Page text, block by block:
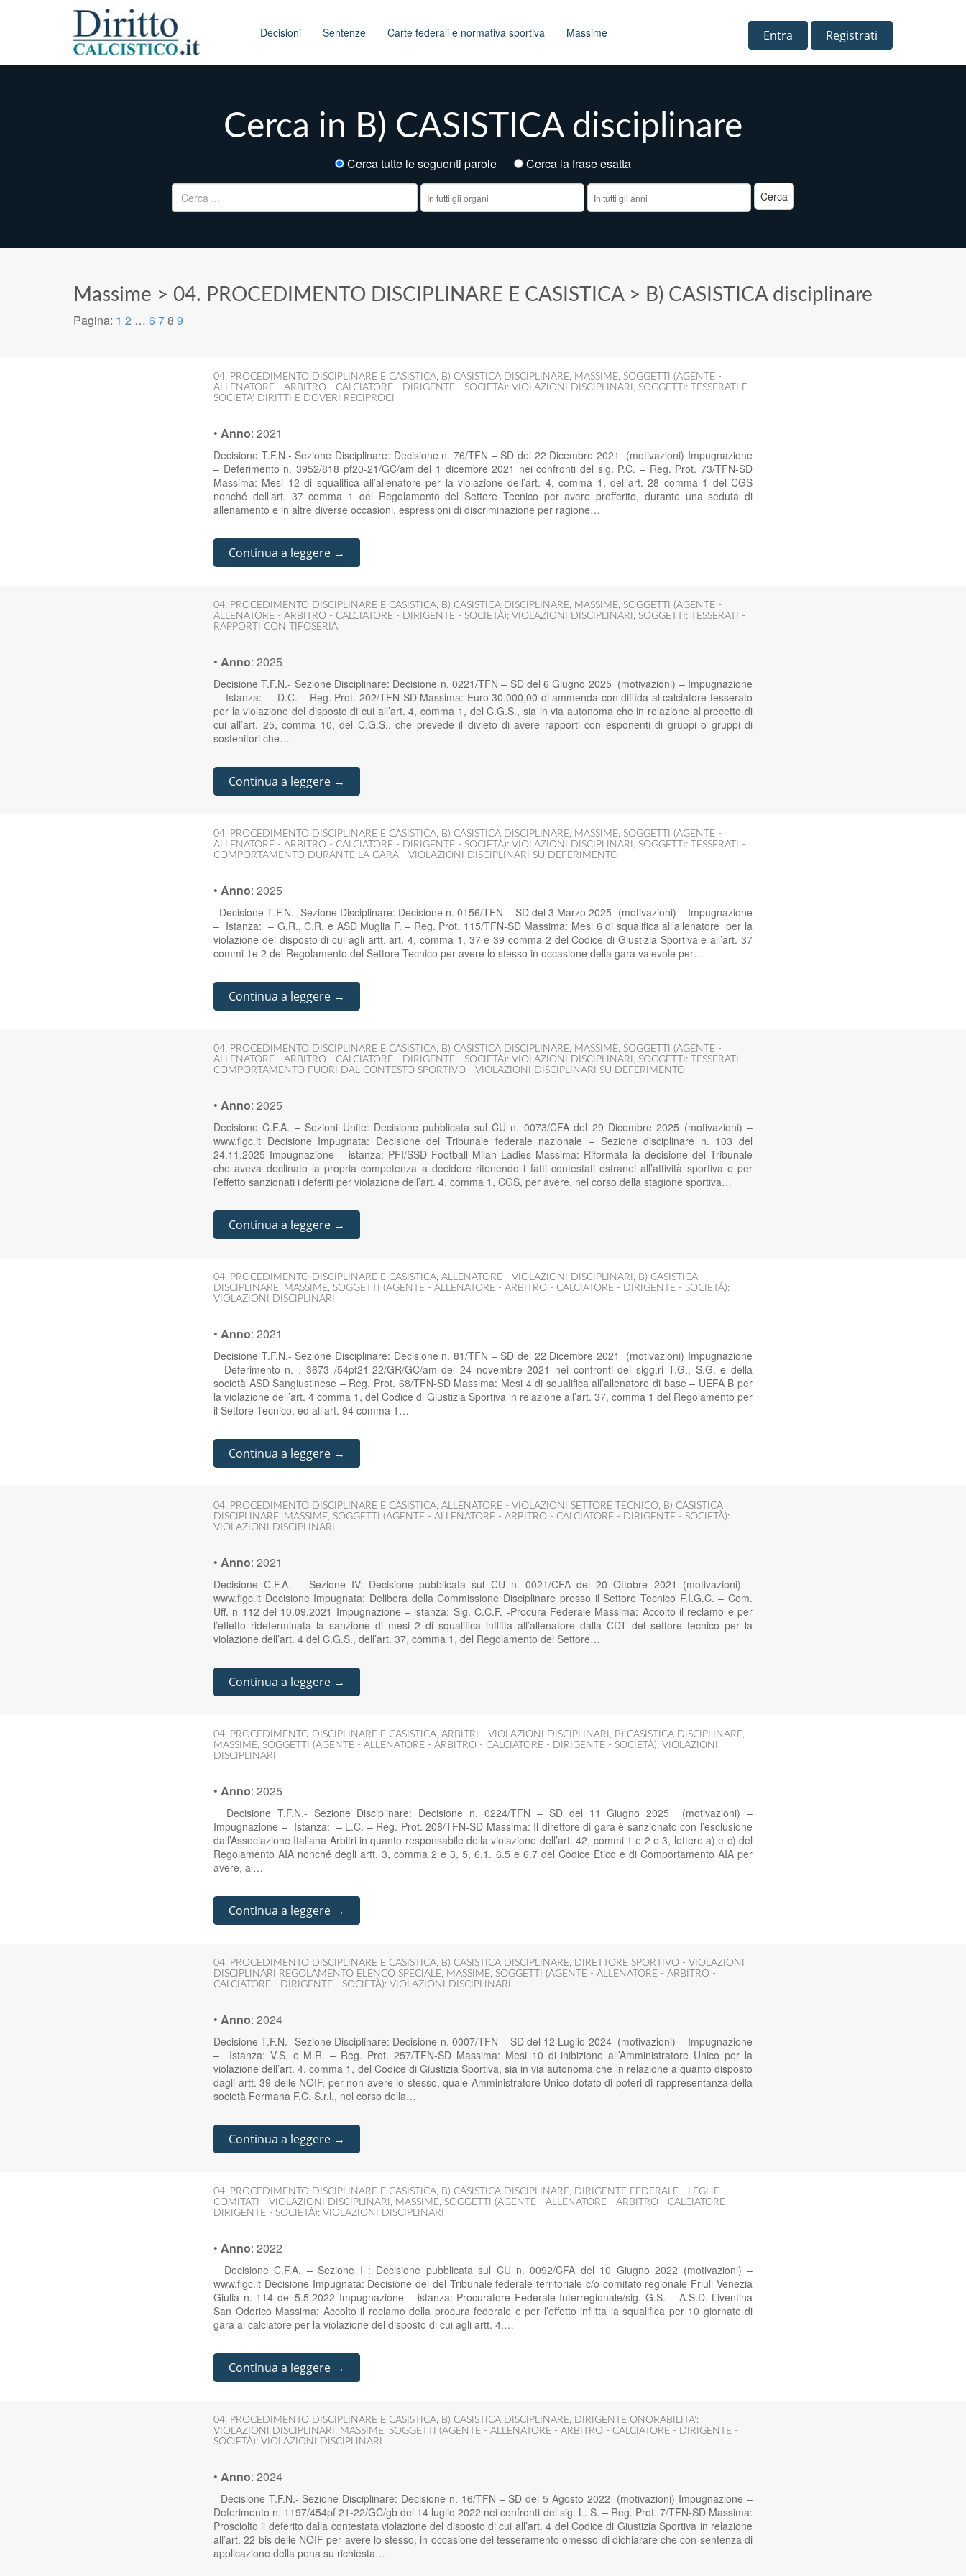
Main menu Decisioni Sentenze Carte federali e normativa sportiva Massime Entra Registrati
Cerca in B) CASISTICA disciplinare
Cerca tutte le seguenti parole
Cerca la frase esatta
Ricerca per:
Massime > 04. PROCEDIMENTO DISCIPLINARE E CASISTICA> B) CASISTICA disciplinare
Pagina: 1 2 … 678 9
04. PROCEDIMENTO DISCIPLINARE E CASISTICA, B) CASISTICA DISCIPLINARE, MASSIME, SOGGETTI (AGENTE -
ALLENATORE - ARBITRO - CALCIATORE - DIRIGENTE - SOCIETÀ): VIOLAZIONI DISCIPLINARI , SOGGETTI: TESSERATI E
SOCIETA' DIRITTI E DOVERI RECIPROCI
• Anno: 2021
Decisione T.F.N.- Sezione Disciplinare: Decisione n. 76/TFN – SD del 22 Dicembre 2021 (motivazioni) Impugnazione
– Deferimento n. 3952/818 pf20-21/GC/am del 1 dicembre 2021 nei confronti del sig. P.C. – Reg. Prot. 73/TFN-SD
Massima: Mesi 12 di squalifica all’allenatore per la violazione dell’art. 4, comma 1, dell’art. 28 comma 1 del CGS
nonché dell’art. 37 comma 1 del Regolamento del Settore Tecnico per avere profferito, durante una seduta di
allenamento e in altre diverse occasioni, espressioni di discriminazione per ragione…
Continua a leggere →
04. PROCEDIMENTO DISCIPLINARE E CASISTICA, B) CASISTICA DISCIPLINARE, MASSIME, SOGGETTI (AGENTE -
ALLENATORE - ARBITRO - CALCIATORE - DIRIGENTE - SOCIETÀ): VIOLAZIONI DISCIPLINARI , SOGGETTI: TESSERATI -
RAPPORTI CON TIFOSERIA
• Anno: 2025
Decisione T.F.N.- Sezione Disciplinare: Decisione n. 0221/TFN – SD del 6 Giugno 2025 (motivazioni) – Impugnazione
– Istanza: – D.C. – Reg. Prot. 202/TFN-SD Massima: Euro 30.000,00 di ammenda con diffida al calciatore tesserato
per la violazione del disposto di cui all’art. 4, comma 1, del C.G.S., sia in via autonoma che in relazione al precetto di
cui all’art. 25, comma 10, del C.G.S., che prevede il divieto di avere rapporti con esponenti di gruppi o gruppi di
sostenitori che…
Continua a leggere →
04. PROCEDIMENTO DISCIPLINARE E CASISTICA, B) CASISTICA DISCIPLINARE, MASSIME, SOGGETTI (AGENTE -
ALLENATORE - ARBITRO - CALCIATORE - DIRIGENTE - SOCIETÀ): VIOLAZIONI DISCIPLINARI , SOGGETTI: TESSERATI -
COMPORTAMENTO DURANTE LA GARA - VIOLAZIONI DISCIPLINARI SU DEFERIMENTO
• Anno: 2025
Decisione T.F.N.- Sezione Disciplinare: Decisione n. 0156/TFN – SD del 3 Marzo 2025 (motivazioni) – Impugnazione
– Istanza: – G.R., C.R. e ASD Muglia F. – Reg. Prot. 115/TFN-SD Massima: Mesi 6 di squalifica all’allenatore per la
violazione del disposto di cui agli artt. art. 4, comma 1, 37 e 39 comma 2 del Codice di Giustizia Sportiva e all’art. 37
commi 1e 2 del Regolamento del Settore Tecnico per avere lo stesso in occasione della gara valevole per…
Continua a leggere →
04. PROCEDIMENTO DISCIPLINARE E CASISTICA, B) CASISTICA DISCIPLINARE, MASSIME, SOGGETTI (AGENTE -
ALLENATORE - ARBITRO - CALCIATORE - DIRIGENTE - SOCIETÀ): VIOLAZIONI DISCIPLINARI , SOGGETTI: TESSERATI -
COMPORTAMENTO FUORI DAL CONTESTO SPORTIVO - VIOLAZIONI DISCIPLINARI SU DEFERIMENTO
• Anno: 2025
Decisione C.F.A. – Sezioni Unite: Decisione pubblicata sul CU n. 0073/CFA del 29 Dicembre 2025 (motivazioni) –
www.figc.it Decisione Impugnata: Decisione del Tribunale federale nazionale – Sezione disciplinare n. 103 del
24.11.2025 Impugnazione – istanza: PFI/SSD Football Milan Ladies Massima: Riformata la decisione del Tribunale
che aveva declinato la propria competenza a decidere ritenendo i fatti contestati estranei all’attività sportiva e per
l’effetto sanzionati i deferiti per violazione dell’art. 4, comma 1, CGS, per avere, nel corso della stagione sportiva…
Continua a leggere →
04. PROCEDIMENTO DISCIPLINARE E CASISTICA, ALLENATORE - VIOLAZIONI DISCIPLINARI , B) CASISTICA
DISCIPLINARE, MASSIME, SOGGETTI (AGENTE - ALLENATORE - ARBITRO - CALCIATORE - DIRIGENTE - SOCIETÀ):
VIOLAZIONI DISCIPLINARI
• Anno: 2021
Decisione T.F.N.- Sezione Disciplinare: Decisione n. 81/TFN – SD del 22 Dicembre 2021 (motivazioni) Impugnazione
– Deferimento n. . 3673 /54pf21-22/GR/GC/am del 24 novembre 2021 nei confronti dei sigg.ri T.G., S.G. e della
società ASD Sangiustinese – Reg. Prot. 68/TFN-SD Massima: Mesi 4 di squalifica all’allenatore di base – UEFA B per
la violazione dell’art. 4 comma 1, del Codice di Giustizia Sportiva in relazione all’art. 37, comma 1 del Regolamento per
il Settore Tecnico, ed all’art. 94 comma 1…
Continua a leggere →
04. PROCEDIMENTO DISCIPLINARE E CASISTICA, ALLENATORE - VIOLAZIONI SETTORE TECNICO, B) CASISTICA
DISCIPLINARE, MASSIME, SOGGETTI (AGENTE - ALLENATORE - ARBITRO - CALCIATORE - DIRIGENTE - SOCIETÀ):
VIOLAZIONI DISCIPLINARI
• Anno: 2021
Decisione C.F.A. – Sezione IV: Decisione pubblicata sul CU n. 0021/CFA del 20 Ottobre 2021 (motivazioni) –
www.figc.it Decisione Impugnata: Delibera della Commissione Disciplinare presso il Settore Tecnico F.I.G.C. – Com.
Uff. n 112 del 10.09.2021 Impugnazione – istanza: Sig. C.C.F. -Procura Federale Massima: Accolto il reclamo e per
l’effetto rideterminata la sanzione di mesi 2 di squalifica inflitta all’allenatore dalla CDT del settore tecnico per la
violazione dell’art. 4 del C.G.S., dell’art. 37, comma 1, del Regolamento del Settore…
Continua a leggere →
04. PROCEDIMENTO DISCIPLINARE E CASISTICA, ARBITRI - VIOLAZIONI DISCIPLINARI , B) CASISTICA DISCIPLINARE,
MASSIME, SOGGETTI (AGENTE - ALLENATORE - ARBITRO - CALCIATORE - DIRIGENTE - SOCIETÀ): VIOLAZIONI
DISCIPLINARI
• Anno: 2025
Decisione T.F.N.- Sezione Disciplinare: Decisione n. 0224/TFN – SD del 11 Giugno 2025 (motivazioni) –
Impugnazione – Istanza: – L.C. – Reg. Prot. 208/TFN-SD Massima: Il direttore di gara è sanzionato con l’esclusione
dall’Associazione Italiana Arbitri in quanto responsabile della violazione dell’art. 42, commi 1 e 2 e 3, lettere a) e c) del
Regolamento AIA nonché degli artt. 3, comma 2 e 3, 5, 6.1. 6.5 e 6.7 del Codice Etico e di Comportamento AIA per
avere, al…
Continua a leggere →
04. PROCEDIMENTO DISCIPLINARE E CASISTICA, B) CASISTICA DISCIPLINARE, DIRETTORE SPORTIVO - VIOLAZIONI
DISCIPLINARI REGOLAMENTO ELENCO SPECIALE, MASSIME, SOGGETTI (AGENTE - ALLENATORE - ARBITRO -
CALCIATORE - DIRIGENTE - SOCIETÀ): VIOLAZIONI DISCIPLINARI
• Anno: 2024
Decisione T.F.N.- Sezione Disciplinare: Decisione n. 0007/TFN – SD del 12 Luglio 2024 (motivazioni) – Impugnazione
– Istanza: V.S. e M.R. – Reg. Prot. 257/TFN-SD Massima: Mesi 10 di inibizione all’Amministratore Unico per la
violazione dell’art. 4, comma 1, del Codice di Giustizia Sportiva, sia in via autonoma che in relazione a quanto disposto
dagli artt. 39 delle NOIF, per non avere lo stesso, quale Amministratore Unico dotato di poteri di rappresentanza della
società Fermana F.C. S.r.l., nel corso della…
Continua a leggere →
04. PROCEDIMENTO DISCIPLINARE E CASISTICA, B) CASISTICA DISCIPLINARE, DIRIGENTE FEDERALE - LEGHE -
COMITATI - VIOLAZIONI DISCIPLINARI , MASSIME, SOGGETTI (AGENTE - ALLENATORE - ARBITRO - CALCIATORE -
DIRIGENTE - SOCIETÀ): VIOLAZIONI DISCIPLINARI
• Anno: 2022
Decisione C.F.A. – Sezione I : Decisione pubblicata sul CU n. 0092/CFA del 10 Giugno 2022 (motivazioni) –
www.figc.it Decisione Impugnata: Decisione del del Tribunale federale territoriale c/o comitato regionale Friuli Venezia
Giulia n. 114 del 5.5.2022 Impugnazione – istanza: Procuratore Federale Interregionale/sig. G.S. – A.S.D. Liventina
San Odorico Massima: Accolto il reclamo della procura federale e per l’effetto inflitta la squalifica per 10 giornate di
gara al calciatore per la violazione del disposto di cui agli artt. 4,…
Continua a leggere →
04. PROCEDIMENTO DISCIPLINARE E CASISTICA, B) CASISTICA DISCIPLINARE, DIRIGENTE ONORABILITA':
VIOLAZIONI DISCIPLINARI , MASSIME, SOGGETTI (AGENTE - ALLENATORE - ARBITRO - CALCIATORE - DIRIGENTE -
SOCIETÀ): VIOLAZIONI DISCIPLINARI
• Anno: 2024
Decisione T.F.N.- Sezione Disciplinare: Decisione n. 16/TFN – SD del 5 Agosto 2022 (motivazioni) Impugnazione –
Deferimento n. 1197/454pf 21-22/GC/gb del 14 luglio 2022 nei confronti del sig. L. S. – Reg. Prot. 7/TFN-SD Massima:
Prosciolto il deferito dalla contestata violazione del disposto di cui all’art. 4 del Codice di Giustizia Sportiva in relazione
all’art. 22 bis delle NOIF per avere lo stesso, in occasione del tesseramento omesso di dichiarare che con sentenza di
applicazione della pena su richiesta…